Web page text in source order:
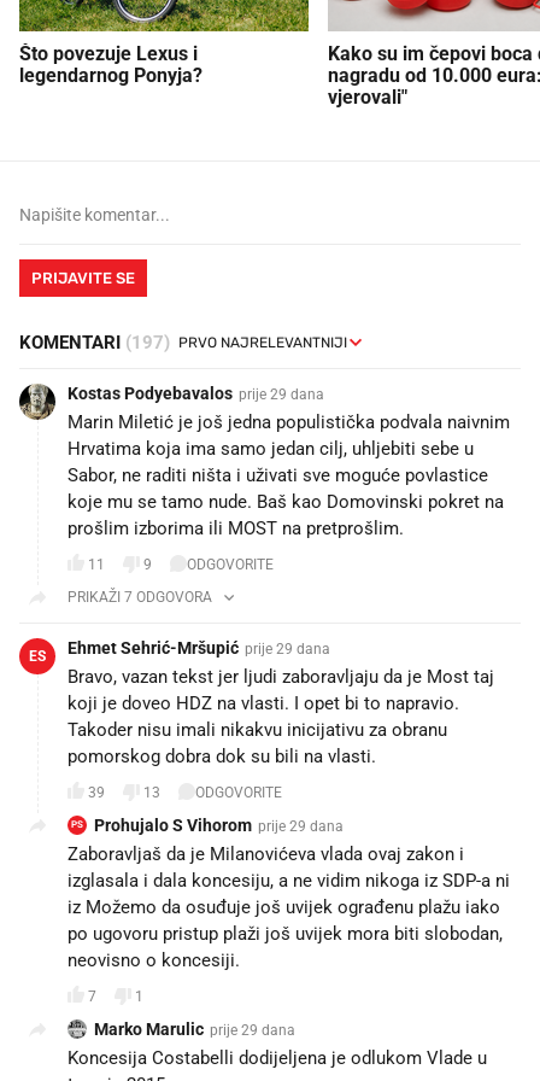
Što povezuje Lexus i
legendarnog Ponyja?
Kako su im čepovi boca
nagradu od 10.000
vjerovali"
PRIJAVITE SE
KOMENTARI (197)
Kostas Podyebavalos prije 29 dana
Marin Miletić je još jedna populistička podvala naivnim
Hrvatima koja ima samo jedan cilj, uhljebiti sebe u
Sabor, ne raditi ništa i uživati sve moguće povlastice
koje mu se tamo nude. Baš kao Domovinski pokret na
prošlim izborima ili MOST na pretprošlim.
11 9
ODGOVORITE
PRIKAŽI 7 ODGOVORA
ES Ehmet Sehrić-Mršupić prije 29 dana
Bravo, vazan tekst jer ljudi zaboravljaju da je Most taj
koji je doveo HDZ na vlasti. I opet bi to napravio.
Takoder nisu imali nikakvu inicijativu za obranu
pomorskog dobra dok su bili na vlasti.
39 13 ODGOVORITE
PS Prohujalo S Vihorom prije 29 dana
Zaboravljaš da je Milanovićeva vlada ovaj zakon i
izglasala i dala koncesiju, a ne vidim nikoga iz SDP-a ni
iz Možemo da osuđuje još uvijek ograđenu plažu iako
po ugovoru pristup plaži još uvijek mora biti slobodan,
neovisno o koncesiji.
7 1
Marko Marulic prije 29 dana
Koncesija Costabelli dodijeljena je odlukom Vlade u